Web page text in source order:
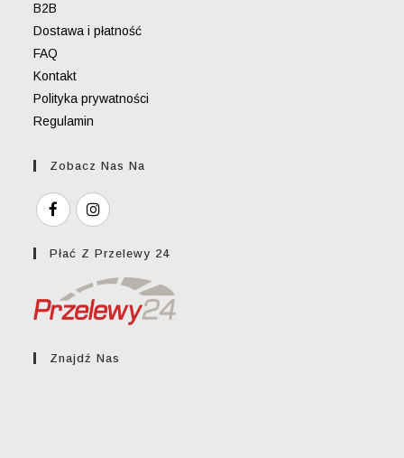
B2B
Dostawa i płatność
FAQ
Kontakt
Polityka prywatności
Regulamin
Zobacz Nas Na
Płać Z Przelewy 24
Znajdź Nas